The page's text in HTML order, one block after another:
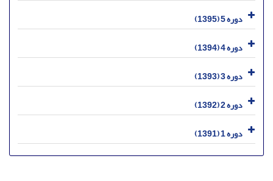
دوره 5 (1395)
دوره 4 (1394)
دوره 3 (1393)
دوره 2 (1392)
دوره 1 (1391)